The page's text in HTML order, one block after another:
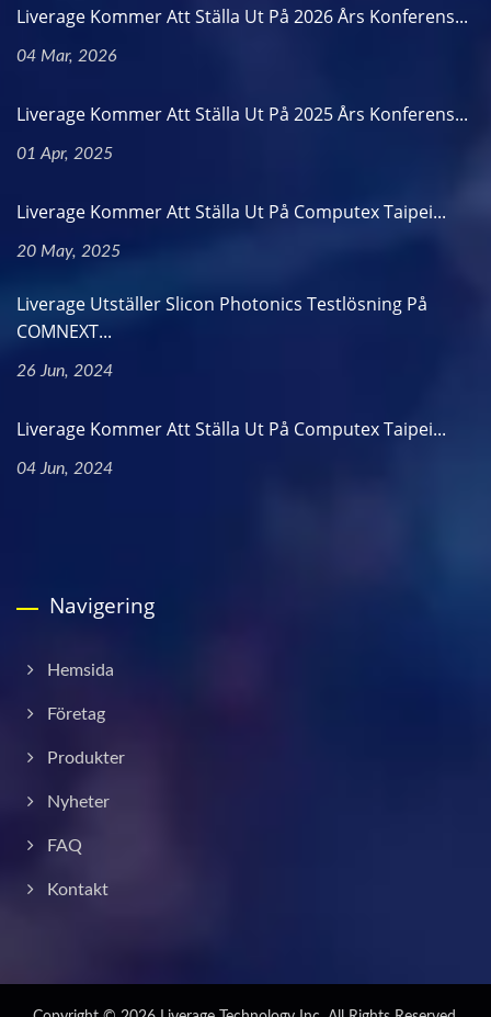
Liverage Kommer Att Ställa Ut På 2026 Års Konferens...
04 Mar, 2026
Liverage Kommer Att Ställa Ut På 2025 Års Konferens...
01 Apr, 2025
Liverage Kommer Att Ställa Ut På Computex Taipei...
20 May, 2025
Liverage Utställer Slicon Photonics Testlösning På
COMNEXT...
26 Jun, 2024
Liverage Kommer Att Ställa Ut På Computex Taipei...
04 Jun, 2024
Navigering
Hemsida
Företag
Produkter
Nyheter
FAQ
Kontakt